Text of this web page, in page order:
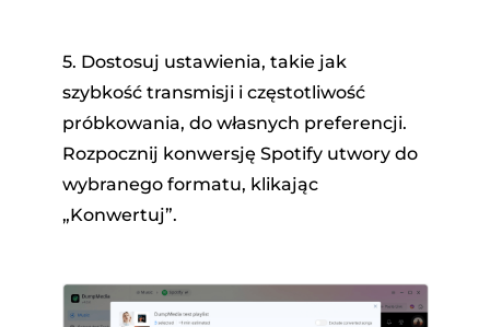
5. Dostosuj ustawienia, takie jak
szybkość transmisji i częstotliwość
próbkowania, do własnych preferencji.
Rozpocznij konwersję Spotify utwory do
wybranego formatu, klikając
„Konwertuj”.